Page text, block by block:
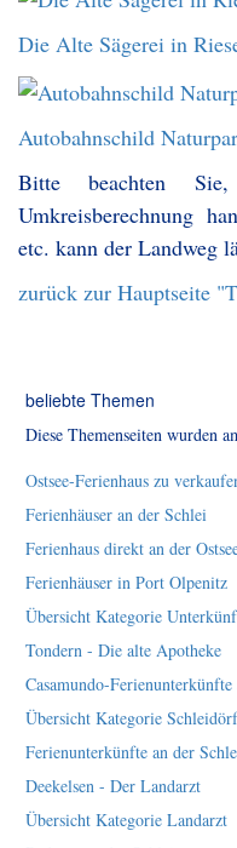
Die Alte Sägerei in
Autobahnschild
Bitte beachten
Umkreisberechnung
etc. kann der Landweg
zurück zur Hauptseite
beliebte Themen
Diese Themenseiten wurden
Ostsee-Ferienhaus zu
Ferienhäuser an der Schlei
Ferienhaus direkt an der
Ferienhäuser in Port Olpenitz
Übersicht Kategorie
Tondern - Die alte Apotheke
Casamundo-
Übersicht Kategorie
Ferienunterkünfte an der
Deekelsen - Der Landarzt
Übersicht Kategorie Landarzt